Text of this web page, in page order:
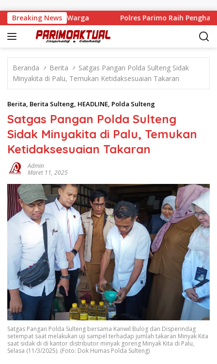
Breaking News
Usulan Warga Polres Parimo Raih Penghargaan
Beranda Berita
Satgas Pangan Polda Sulteng Sidak
Minyakita di Palu, Temukan Ketidaksesuaian Takaran
Berita, Berita Sulteng, HEADLINE, Polda Sulteng
Satgas Pangan Polda Sulteng
Sidak Minyakita di Palu, Temukan
Ketidaksesuaian Takaran
Admin
Maret 11, 2025
Satgas Pangan Polda Sulteng bersama Kanwil Bulog dan Disperindag
setempat saat melakukan uji sampel terhadap jumlah takaran Minyak Kita
saat sidak di di kantor distributor minyak goreng Minyak Kita di Palu,
Selasa (11/3/2025). (Foto: Dok Humas Polda Sulteng)